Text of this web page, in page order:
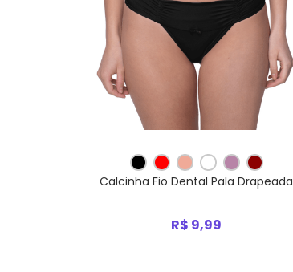
Calcinha Fio Dental Pala Drapeada
R$ 9,99